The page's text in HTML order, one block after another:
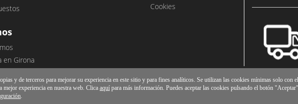
en Girona
clientes
Cookies
y de terceros para mejorar su experiencia en este sitio y para fines analíticos. Se utilizan las cookies mínimas solo con el
mejor experiencia en nuestra web. Clica aquípara más información. Puedes aceptar las cookies pulsando el botón
.